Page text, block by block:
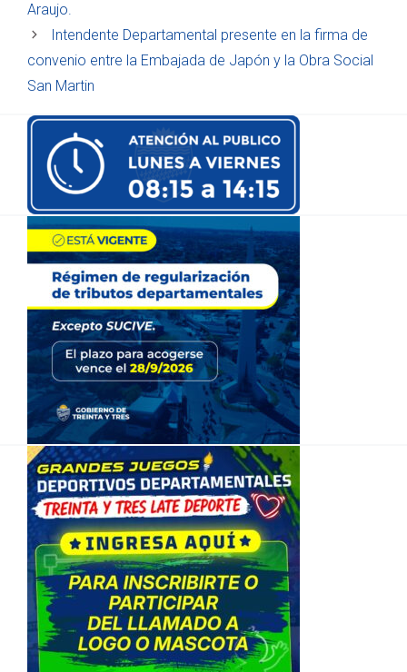
Araujo.
Intendente Departamental presente en la firma de
convenio entre la Embajada de Japón y la Obra Social
San Martin